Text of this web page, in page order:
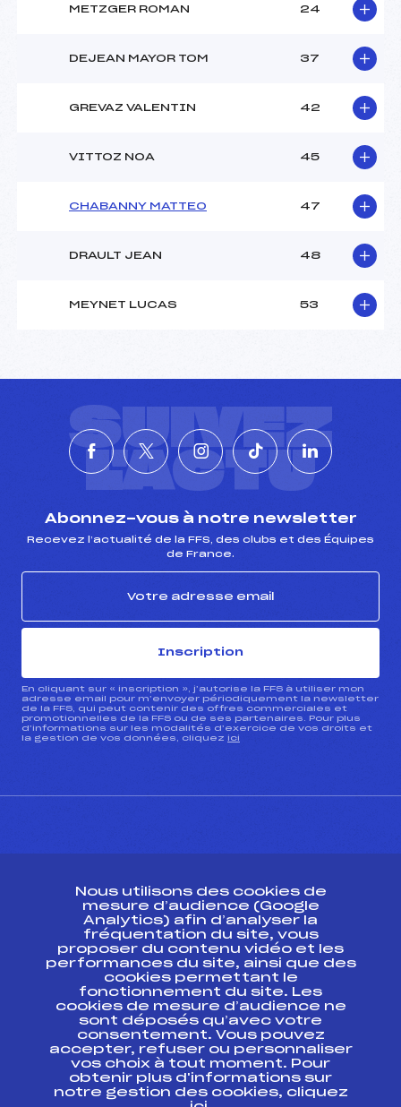
METZGER ROMAN 24
DEJEAN MAYOR TOM 37
GREVAZ VALENTIN 42
VITTOZ NOA 45
CHABANNY MATTEO 47
DRAULT JEAN 48
MEYNET LUCAS 53
SUIVEZ
L'ACTU
Abonnez-vous à notre newsletter
Recevez l’actualité de la FFS, des clubs et des Équipes
de France.
Inscription
En cliquant sur « inscription », j’autorise la FFS à utiliser mon
adresse email pour m’envoyer périodiquement la newsletter
de la FFS, qui peut contenir des offres commerciales et
promotionnelles de la FFS ou de ses partenaires. Pour plus
d’informations sur les modalités d’exercice de vos droits et
la gestion de vos données, cliquez ici
Ressources
Pass’Neige
Projet sportif fédéral
Projet de performance fédéral
Antidopage
Pôle Développement, Formation, Suivi
Scientifique
Listes ministérielles
Pôle vie de l’athlète
Nous utilisons des cookies de
mesure d’audience (Google
Analytics) afin d’analyser la
fréquentation du site, vous
proposer du contenu vidéo et les
performances du site, ainsi que des
cookies permettant le
fonctionnement du site. Les
cookies de mesure d’audience ne
sont déposés qu’avec votre
consentement. Vous pouvez
accepter, refuser ou personnaliser
vos choix à tout moment. Pour
obtenir plus d'informations sur
notre gestion des cookies, cliquez